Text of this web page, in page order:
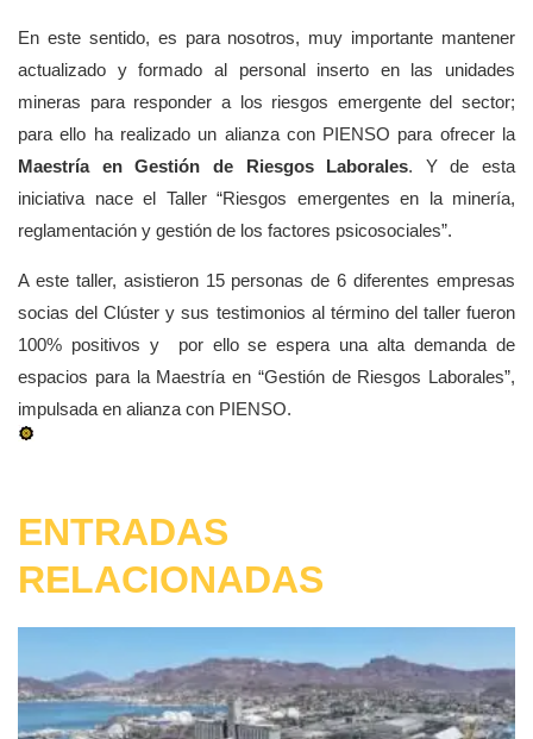
En este sentido, es para nosotros, muy importante mantener
actualizado y formado al personal inserto en las unidades
mineras para responder a los riesgos emergente del sector;
para ello ha realizado un alianza con PIENSO para ofrecer la
Maestría en Gestión de Riesgos Laborales. Y de esta
iniciativa nace el Taller “Riesgos emergentes en la minería,
reglamentación y gestión de los factores psicosociales”.
A este taller, asistieron 15 personas de 6 diferentes empresas
socias del Clúster y sus testimonios al término del taller fueron
100% positivos y por ello se espera una alta demanda de
espacios para la Maestría en “Gestión de Riesgos Laborales”,
impulsada en alianza con PIENSO.
ENTRADAS
RELACIONADAS